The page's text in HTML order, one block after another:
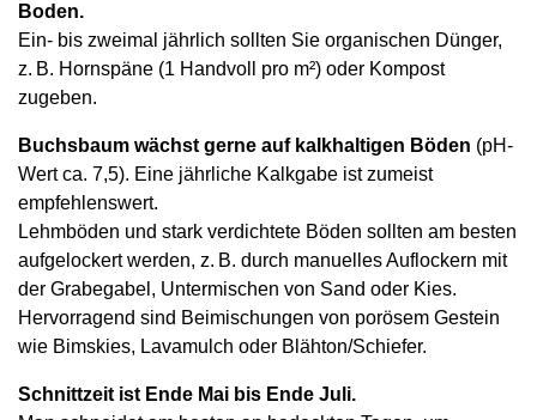
Boden.
Ein- bis zweimal jährlich sollten Sie organischen Dünger,
z. B. Hornspäne (1 Handvoll pro m²) oder Kompost
zugeben.
Buchsbaum wächst gerne auf kalkhaltigen Böden (pH-
Wert ca. 7,5). Eine jährliche Kalkgabe ist zumeist
empfehlenswert.
Lehmböden und stark verdichtete Böden sollten am besten
aufgelockert werden, z. B. durch manuelles Auflockern mit
der Grabegabel, Untermischen von Sand oder Kies.
Hervorragend sind Beimischungen von porösem Gestein
wie Bimskies, Lavamulch oder Blähton/Schiefer.
Schnittzeit ist Ende Mai bis Ende Juli.